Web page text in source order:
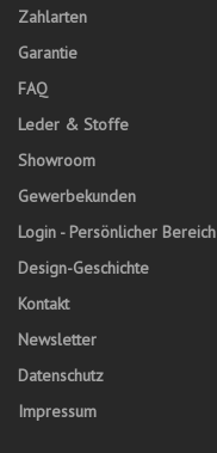
Zahlarten
Garantie
FAQ
Leder & Stoffe
Showroom
Gewerbekunden
Login - Persönlicher Bereich
Design-Geschichte
Kontakt
Newsletter
Datenschutz
Impressum